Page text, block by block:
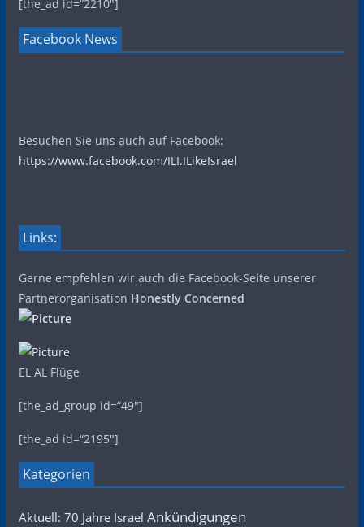
[the_ad id=“2210″]
Facebook News
Besuchen Sie uns auch auf Facebook:
https://www.facebook.com/ILI.ILikeIsrael
Links:
Gerne empfehlen wir auch die Facebook-Seite unserer
Partnerorganisation Honestly Concerned
EL AL Flüge
[the_ad_group id=“49″]
[the_ad id=“2195″]
Kategorien
Aktuell: 70 Jahre Israel Ankündigungen